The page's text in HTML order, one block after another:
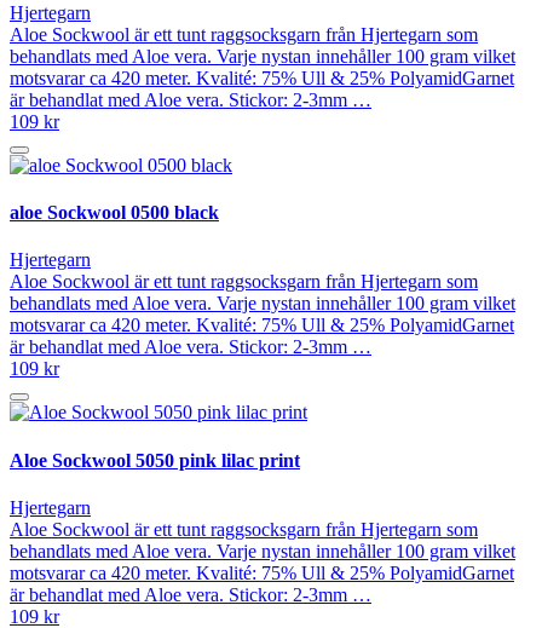
Hjertegarn
Aloe Sockwool är ett tunt raggsocksgarn från Hjertegarn som
behandlats med Aloe vera. Varje nystan innehåller 100 gram vilket
motsvarar ca 420 meter. Kvalité: 75% Ull & 25% PolyamidGarnet
är behandlat med Aloe vera. Stickor: 2-3mm …
109 kr
aloe Sockwool 0500 black
Hjertegarn
Aloe Sockwool är ett tunt raggsocksgarn från Hjertegarn som
behandlats med Aloe vera. Varje nystan innehåller 100 gram vilket
motsvarar ca 420 meter. Kvalité: 75% Ull & 25% PolyamidGarnet
är behandlat med Aloe vera. Stickor: 2-3mm …
109 kr
Aloe Sockwool 5050 pink lilac print
Hjertegarn
Aloe Sockwool är ett tunt raggsocksgarn från Hjertegarn som
behandlats med Aloe vera. Varje nystan innehåller 100 gram vilket
motsvarar ca 420 meter. Kvalité: 75% Ull & 25% PolyamidGarnet
är behandlat med Aloe vera. Stickor: 2-3mm …
109 kr